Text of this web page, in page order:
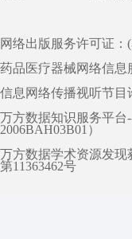
网络出版服务许可证：
药品医疗器械网络信息
信息网络传播视听节目
万方数据知识服务平台
2006BAH03B01）
万方数据学术资源发
第11363462号